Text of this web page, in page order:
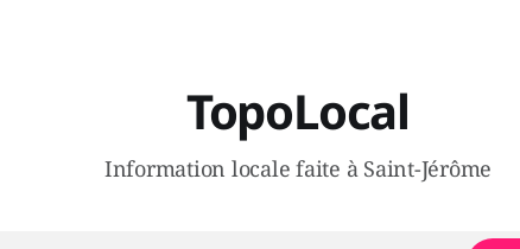
TopoLocal
Information locale faite à Saint-Jérôme